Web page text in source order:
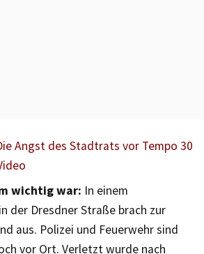
Angst des Stadtrats vor Tempo 30
wichtig war: In einem
der Dresdner Straße brach zur
aus. Polizei und Feuerwehr sind
vor Ort. Verletzt wurde nach